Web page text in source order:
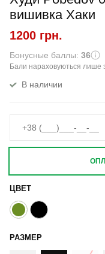
вишивка Хаки
1200 грн.
Бонусные баллы: 36
Бали нараховуються лише
В наличии
ЦВЕТ
РАЗМЕР